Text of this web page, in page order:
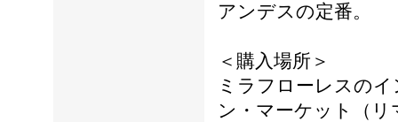
アンデスの定番。
＜購入場所＞
ミラフローレスの
ン・マーケット（リ